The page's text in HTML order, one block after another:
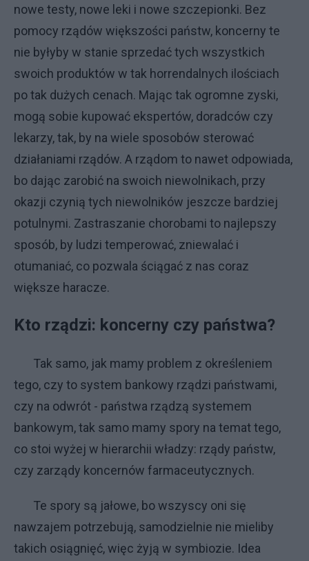
nowe testy, nowe leki i nowe szczepionki. Bez
pomocy rządów większości państw, koncerny te
nie byłyby w stanie sprzedać tych wszystkich
swoich produktów w tak horrendalnych ilościach
po tak dużych cenach. Mając tak ogromne zyski,
mogą sobie kupować ekspertów, doradców czy
lekarzy, tak, by na wiele sposobów sterować
działaniami rządów. A rządom to nawet odpowiada,
bo dając zarobić na swoich niewolnikach, przy
okazji czynią tych niewolników jeszcze bardziej
potulnymi. Zastraszanie chorobami to najlepszy
sposób, by ludzi temperować, zniewalać i
otumaniać, co pozwala ściągać z nas coraz
większe haracze.
Kto rządzi: koncerny czy państwa?
Tak samo, jak mamy problem z określeniem
tego, czy to system bankowy rządzi państwami,
czy na odwrót - państwa rządzą systemem
bankowym, tak samo mamy spory na temat tego,
co stoi wyżej w hierarchii władzy: rządy państw,
czy zarządy koncernów farmaceutycznych.
Te spory są jałowe, bo wszyscy oni się
nawzajem potrzebują, samodzielnie nie mieliby
takich osiągnięć, więc żyją w symbiozie. Idea